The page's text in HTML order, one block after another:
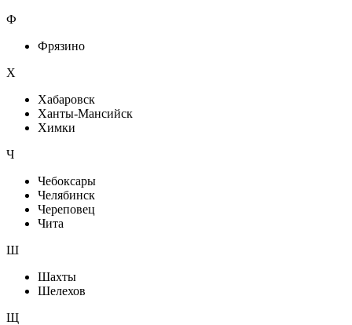
Ф
Фрязино
Х
Хабаровск
Ханты-Мансийск
Химки
Ч
Чебоксары
Челябинск
Череповец
Чита
Ш
Шахты
Шелехов
Щ